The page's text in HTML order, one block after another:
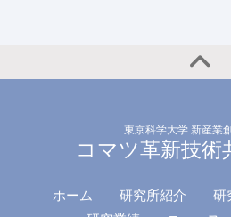
東京科学大学 新産業
コマツ革新技術
ホーム 研究所紹介 研